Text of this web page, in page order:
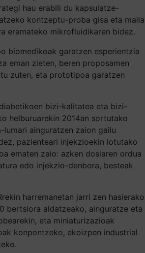
hau erabili du kapsulatze-
kontzeptu-proba gisa eta maila
eramateko mikrofluidikaren bidez.
biomedikoak garatzen esperientzia
eman zieten, beren proposamen
zuten, eta prototipoa garatzen
bizi-kalitatea eta bizi-
helburuarekin 2014an sortutako
lumari ainguratzen zaion gailu
pazienteari injekzioekin lotutako
ematen zaio: azken dosiaren ordua
edo injekzio-denbora, besteak
harremanetan jarri zen hasierako
bertsiora aldatzeako, ainguratze eta
eta miniaturizazioak
konpontzeko, ekoizpen industrial